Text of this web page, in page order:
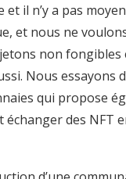
et il n’y a pas
et nous ne
non fongibles
Nous essayons
qui propose
des NFT